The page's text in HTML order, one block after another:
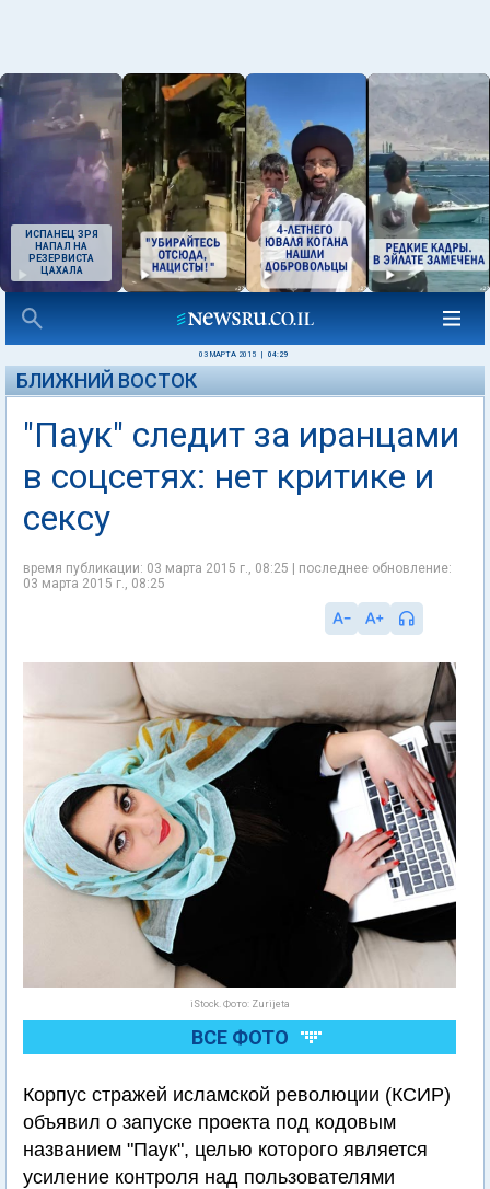
ИСПАНЕЦ ЗРЯ
НАПАЛ НА
РЕЗЕРВИСТА
ЦАХАЛА
03 МАРТА 2015 04:29
БЛИЖНИЙ ВОСТОК
"Паук" следит за иранцами
в соцсетях: нет критике и
сексу
время публикации: 03 марта 2015 г., 08:25 | последнее обновление:
03 марта 2015 г., 08:25
iStock. Фото: Zurijeta
ВСЕ ФОТО
Корпус стражей исламской революции (КСИР)
объявил о запуске проекта под кодовым
названием "Паук", целью которого является
усиление контроля над пользователями